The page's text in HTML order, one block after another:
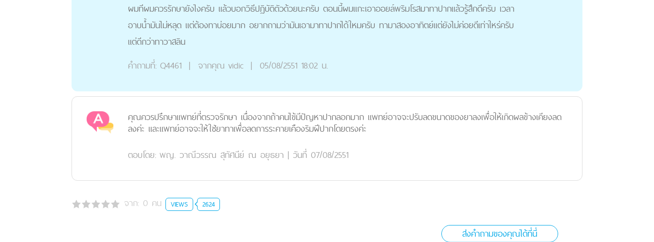
ผมทีผมควรรักษายังไงครับ แล้วบอกวิธีปฏิบัติตัวด้วยนะครับ ตอนนี้ผมแกะเอาออยล์พริมโรสมาทาปากแล้วรู้สึกดีครับ เวลา
อาบน้ำมันไม่หลุด แต่ต้องทาบ่อยมาก อยากถามว่ามันเอามาทาปากได้ใหมครับ ทามาสองอาทิตย์แต่ยังไม่ค่อยดีเท่าใหร่ครับ
แต่ดีกว่าทาวาสลิน
คำถามที่: Q4461 | จากคุณ vidic | 05/08/2551 18:02 น.
คุณควรปรึกษาแพทย์ที่ตรวจรักษา เนื่องจากถ้าคนไข้มีปัญหาปากลอกมาก แพทย์อาจจะปรับลดขนาดของยาลงเพื่อให้เกิดผลข้างเคียงลด
ลงค่ะ และแพทย์อาจจะให้ใช้ยาทาเพื่อลดการระคายเคืองริมฝีปากโดยตรงค่ะ
ตอบโดย: พญ. วาณีวรรณ สุทัศนีย์ ณ อยุธยา | วันที่ 07/08/2551
จาก: 0 คน VIEWS 2624
ส่งคำถามของคุณได้ที่นี่